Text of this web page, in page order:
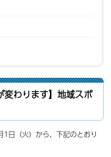
変わります】地域スポ
日（火）から、下記のとおり